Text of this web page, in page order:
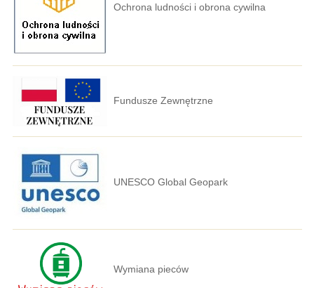
Ochrona ludności i obrona cywilna
Fundusze Zewnętrzne
UNESCO Global Geopark
Wymiana pieców